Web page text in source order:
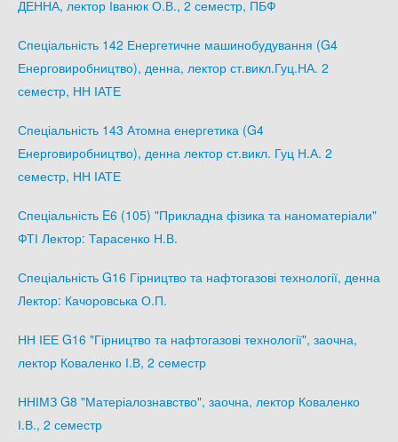
ДЕННА, лектор Іванюк О.В., 2 семестр, ПБФ
Спеціальність 142 Енергетичне машинобудування (G4
Енерговиробництво), денна, лектор ст.викл.Гуц.НА. 2
семестр, НН ІАТЕ
Спеціальність 143 Атомна енергетика (G4
Енерговиробництво), денна лектор ст.викл. Гуц Н.А. 2
семестр, НН ІАТЕ
Спеціальність E6 (105) "Прикладна фізика та наноматеріали"
ФТІ Лектор: Тарасенко Н.В.
Спеціальність G16 Гірництво та нафтогазові технології, денна
Лектор: Качоровська О.П.
НН ІЕЕ G16 "Гірництво та нафтогазові технології", заочна,
лектор Коваленко І.В, 2 семестр
ННІМЗ G8 "Матеріалознавство", заочна, лектор Коваленко
І.В., 2 семестр